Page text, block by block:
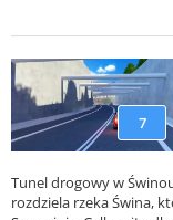
7
Tunel drogowy w
rozdziela rzeka Świna,